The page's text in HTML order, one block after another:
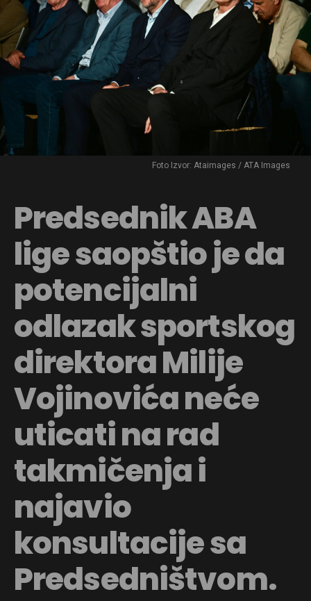
Foto Izvor: Ataimages / ATA Images
Predsednik ABA
lige saopštio je da
potencijalni
odlazak sportskog
direktora Milije
Vojinovića neće
uticati na rad
takmičenja i
najavio
konsultacije sa
Predsedništvom.